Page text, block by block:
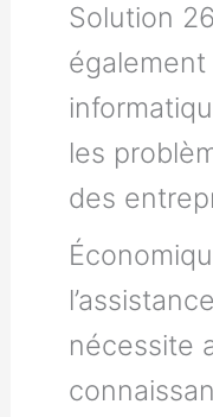
Solution
les
des
nécessite